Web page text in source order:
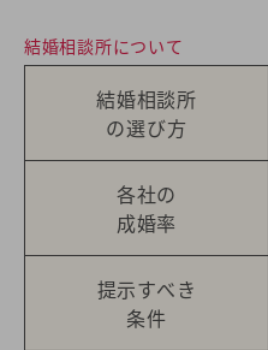
結婚相談所について
結婚相談所
の選び方
各社の
成婚率
提示すべき
条件